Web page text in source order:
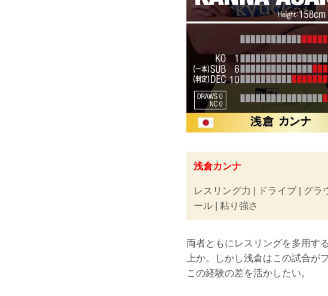
浅倉カンナ
レスリング力 | ドライブ | グラ
ール | 粘り強さ
両者ともにレスリングを多用す
上か。しかし浅倉はこの試合
この経験の差を活かしたい。